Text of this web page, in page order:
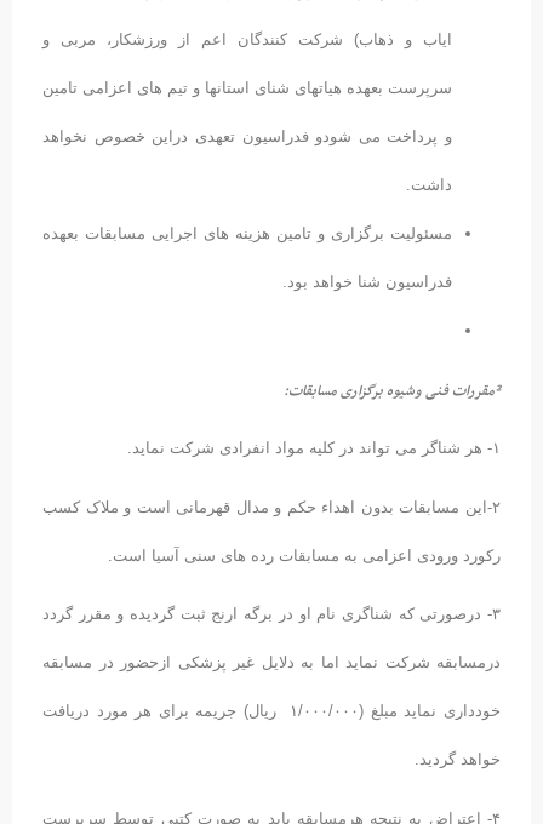
ایاب و ذهاب) شرکت کنندگان اعم از ورزشکار، مربی و
سرپرست بعهده هیاتهای شنای استانها و تیم های اعزامی تامین
و پرداخت می شودو فدراسیون تعهدی دراین خصوص نخواهد
مسئولیت برگزاری و تامین هزینه های اجرایی مسابقات بعهده
فدراسیون شنا خواهد بود.
مقررات فنی وشیوه برگزاری مسابقات:
۲-این مسابقات بدون اهداء حکم و مدال قهرمانی است و ملاک کسب
ورودی اعزامی به مسابقات رده های سنی آسیا است.
۳- درصورتی که شناگری نام او در برگه ارنج ثبت گردیده و مقرر گردد
شرکت نماید اما به دلایل غیر پزشکی ازحضور در مسابقه
خودداری نماید مبلغ (۱/۰۰۰/۰۰۰ ریال) جریمه برای هر مورد دریافت
گردید.